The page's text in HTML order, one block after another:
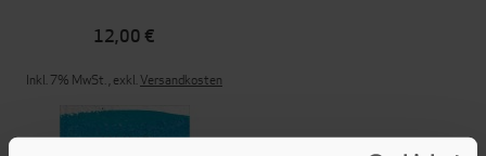
12,00 €
Inkl. 7% MwSt.,exkl.Versandkosten